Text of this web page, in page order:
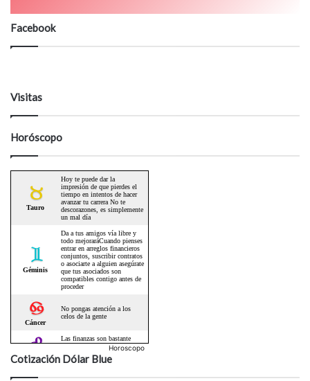
Facebook
Visitas
Horóscopo
Horoscopo
Cotización Dólar Blue